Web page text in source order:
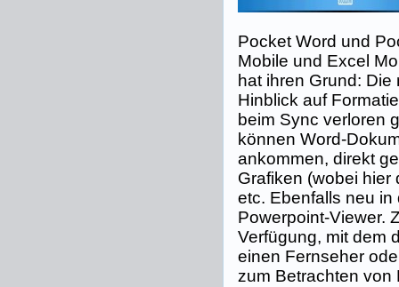
Pocket Word und
Mobile und Excel
hat ihren Grund:
Hinblick auf
beim Sync verloren
können Word-
ankommen, direkt
Grafiken (wobei hier
etc. Ebenfalls neu in
Powerpoint-Viewer.
Verfügung, mit dem
einen Fernseher
zum Betrachten von